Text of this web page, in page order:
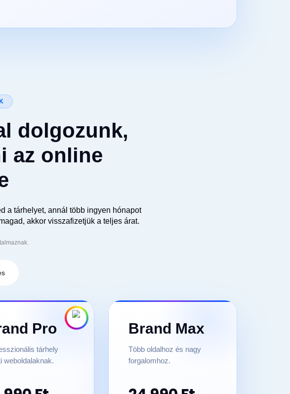
dolgozunk,
az online
a tárhelyet, annál több ingyen hónapot
akkor visszafizetjük a teljes árat.
Pro
tárhely
weboldalaknak.
Brand Max
Több oldalhoz és nagy
forgalomhoz.